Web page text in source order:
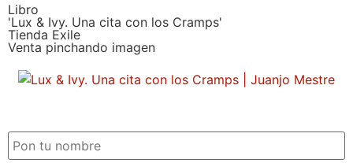
Libro
'Lux & Ivy. Una cita con los Cramps'
Tienda Exile
Venta pinchando imagen